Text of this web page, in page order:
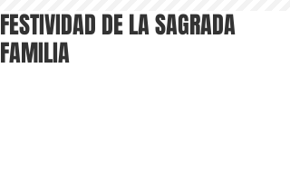
FESTIVIDAD DE LA SAGRADA
FAMILIA